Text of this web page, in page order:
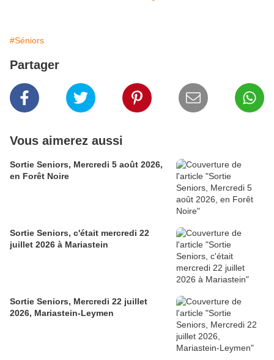
#Séniors
Partager
Vous aimerez aussi
Sortie Seniors, Mercredi 5 août 2026,
en Forêt Noire
Sortie Seniors, c'était mercredi 22
juillet 2026 à Mariastein
Sortie Seniors, Mercredi 22 juillet
2026, Mariastein-Leymen